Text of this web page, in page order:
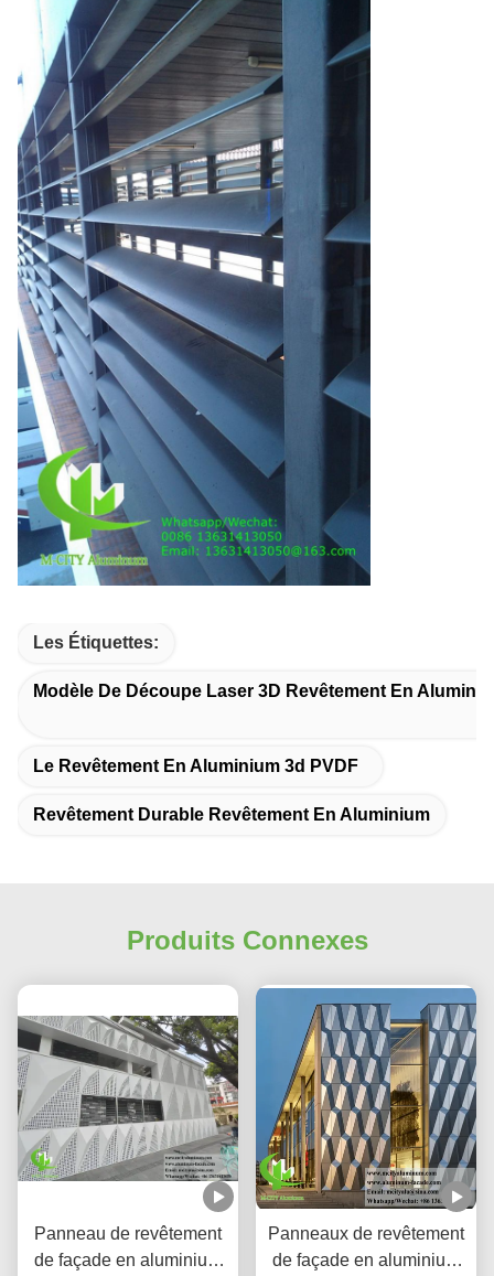
Les Étiquettes:
Modèle De Découpe Laser 3D Revêtement En
Le Revêtement En Aluminium 3d PVDF
Revêtement Durable Revêtement En Aluminium
Produits Connexes
Panneau de revêtement
de façade en aluminium
Panneaux de revêtement
de façade en aluminium